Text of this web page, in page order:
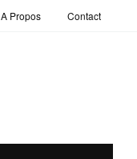
A Propos Contact